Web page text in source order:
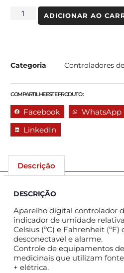
ADICIONAR AO
Categoria Controladores
COMPARTILHE ESTE PRODUTO :
Facebook WhatsApp
LinkedIn
Descrição
DESCRIÇÃO
Aparelho digital controlador
indicador de umidade
Celsius (ºC) e Fahrenheit (ºF)
desconectavel e alarme.
Controle de equipamentos
medicinais que utilizam
+ elétrica.